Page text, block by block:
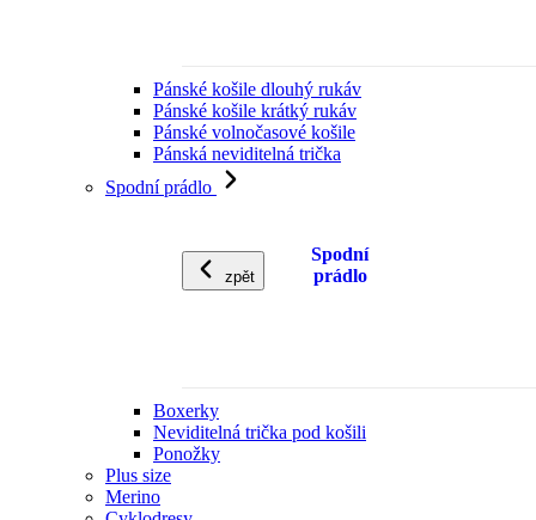
Pánské košile dlouhý rukáv
Pánské košile krátký rukáv
Pánské volnočasové košile
Pánská neviditelná trička
Spodní prádlo
zpět
Spodní
prádlo
Boxerky
Neviditelná trička pod košili
Ponožky
Plus size
Merino